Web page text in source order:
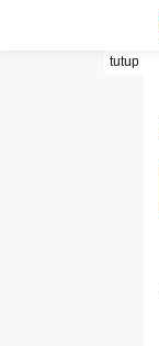
tutup